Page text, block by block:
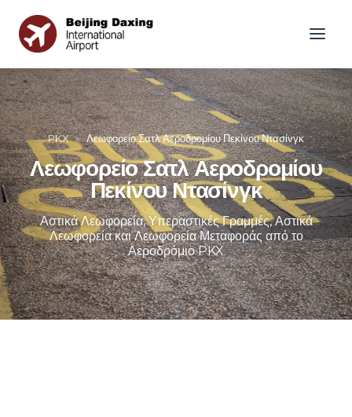
PKX » Λεωφορείο Σατλ Αεροδρομίου Πεκίνου Ντασίνγκ
Λεωφορείο Σατλ Αεροδρομίου
Πεκίνου Ντασίνγκ
Αστικά Λεωφορεία, Υπεραστικές Γραμμές, Αστικά
Λεωφορεία και Λεωφορεία Μεταφοράς από το
Αεροδρόμιο PKX